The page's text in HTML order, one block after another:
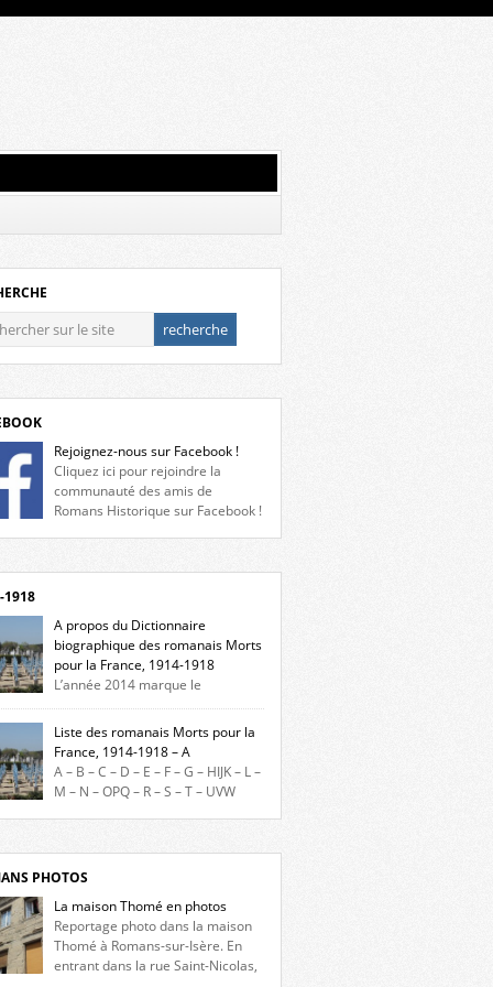
Rejoignez-nous sur Facebook !
Cliquez ici pour rejoindre la
communauté des amis de
Romans Historique sur Facebook !
1918
A propos du Dictionnaire
biographique des romanais Morts
pour la France, 1914-1918
L’année 2014 marque le
du début de la Première Guerre
et ce dictionnaire biographique veut
hommage aux romanais Morts pour la
durant ce conflit. La base de cette
historique est constituée des noms
sur les plaques commémoratives de
de Ville, du lycée du Dauphiné et du lycée
Liste des romanais Morts pour la
France, 1914-1918 – A
A – B – C – D – E – F – G – HIJK – L –
M – N – OPQ – R – S – T – UVW
lettre. Liste des romanais […]
PHOTOS
La maison Thomé en photos
Reportage photo dans la maison
Thomé à Romans-sur-Isère. En
entrant dans la rue Saint-Nicolas,